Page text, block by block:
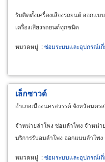
รับติดตั้งเครื่องเสียงรถยนต์ ออกแ
เครื่องเสียงรถยนต์ทุกชนิด
หมวดหมู่ :ซ่อมระบบและอุปกรณ์เกี่
เล็กซาวด์
อำเภอเมืองนครสวรรค์ จังหวัดนคร
จำหน่ายลำโพง ซ่อมลำโพง จำหน่า
บริการรับ่อมลำโพง ออกแบบลำโพ
หมวดหมู่ :ซ่อมระบบและอุปกรณ์เกี่